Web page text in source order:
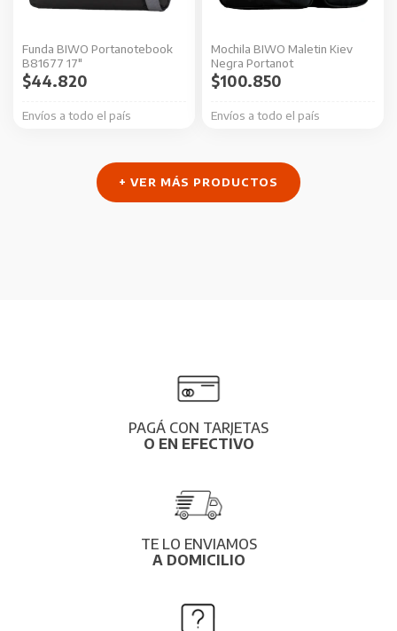
Funda BIWO Portanotebook
B81677 17″
Envíos a todo el país
$44.820
Mochila BIWO Maletin Kiev
Negra Portanot
Envíos a todo el país
$100.850
+ VER MÁS PRODUCTOS
PAGÁ CON TARJETAS
O EN EFECTIVO
TE LO ENVIAMOS
A DOMICILIO